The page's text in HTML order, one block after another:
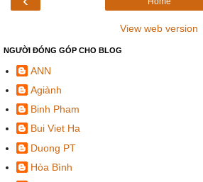
View web version
NGƯỜI ĐÓNG GÓP CHO BLOG
ANN
Agiành
Binh Pham
Bui Viet Ha
Duong PT
Hòa Bình